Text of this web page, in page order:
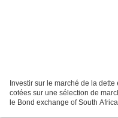
Investir sur le marché de la
cotées sur une sélection de
le Bond exchange of South